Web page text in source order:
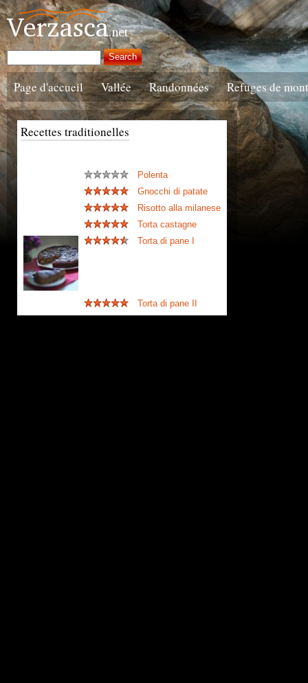
Page d'accueil Vallée Randonnées Refuges de
Recettes traditionelles
Polenta
Gnocchi di patate
Risotto alla milanese
Torta castagne
Torta di pane I
Torta di pane II